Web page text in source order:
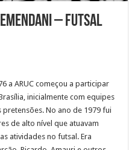
– Futsal
a ARUC começou a participar
inicialmente com equipes
No ano de 1979 fui
de alto nível que atuavam
atividades no futsal. Era